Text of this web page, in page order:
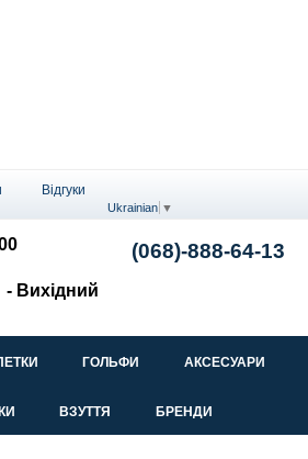
Відгуки
Ukrainian ▼
- Вихідний
(068)-888-64-13
ГОЛЬФИ АКСЕСУАРИ
ВЗУТТЯ БРЕНДИ